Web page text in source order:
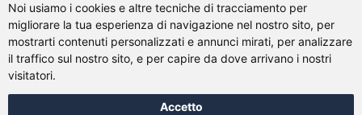
Noi usiamo i cookies e altre tecniche di tracciamento per
migliorare la tua esperienza di navigazione nel nostro sito, per
mostrarti contenuti personalizzati e annunci mirati, per analizzare
il traffico sul nostro sito, e per capire da dove arrivano i nostri
visitatori.
Accetto
sono a tua disposizione per rispondere a qualsiasi
domanda od offrirti servizio di tutoraggio entro 24
ore (giorni feriali)
*Il numero di tutorial di scrittura e conversazione dipende dal